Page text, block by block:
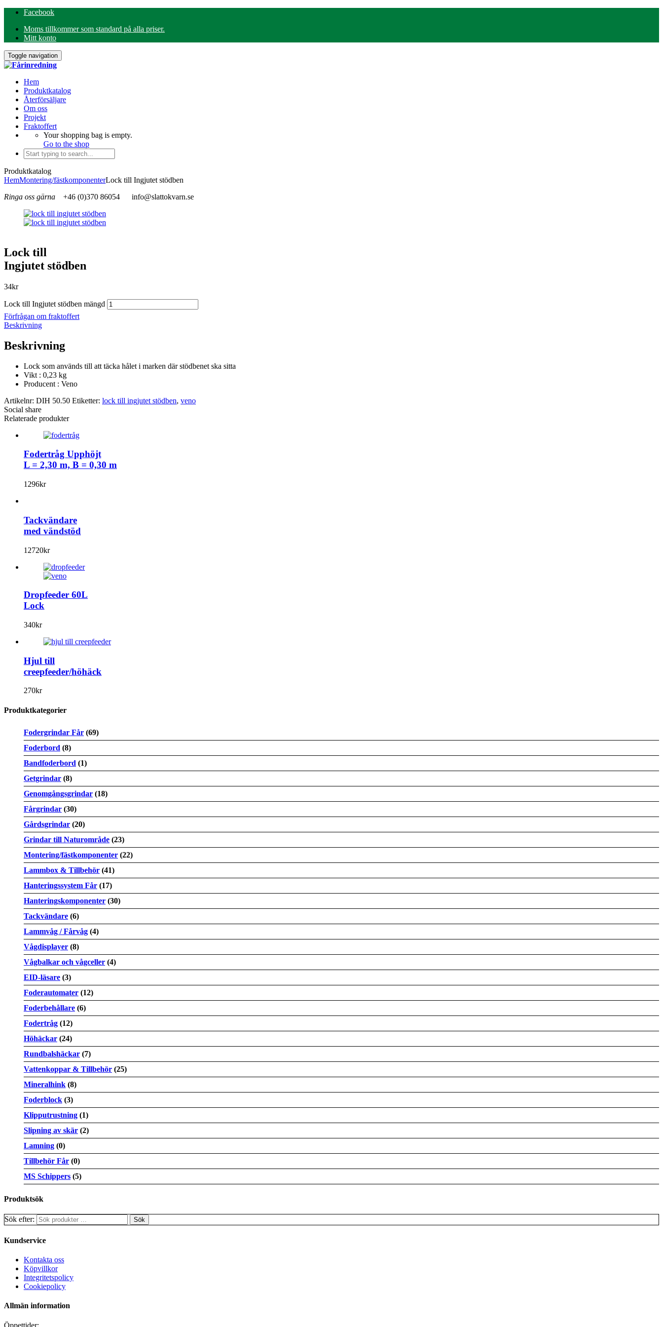
Facebook
Moms tillkommer som standard på alla priser.
Mitt konto
Toggle navigation
Hem
Produktkatalog
Återförsäljare
Om oss
Projekt
Fraktoffert
Your shopping bag is empty.
Go to the shop
Produktkatalog
HemMontering/fästkomponenterLock till Ingjutet stödben
Ringa oss gärna
+46 (0)370 86054 info@slattokvarn.se
Lock till
Ingjutet stödben
34kr
Lock till Ingjutet stödben mängd
Förfrågan om fraktoffert
Beskrivning
Beskrivning
Lock som används till att täcka hålet i marken där stödbenet ska sitta
Vikt : 0,23 kg
Producent : Veno
Artikelnr: DIH 50.50 Etiketter: lock till ingjutet stödben, veno
Social share
Relaterade produkter
Fodertråg Upphöjt
L = 2,30 m, B = 0,30 m
1296kr
Tackvändare
med vändstöd
12720kr
Dropfeeder 60L
Lock
340kr
Hjul till
creepfeeder/höhäck
270kr
Produktkategorier
Fodergrindar Får (69)
Foderbord (8)
Bandfoderbord (1)
Getgrindar (8)
Genomgångsgrindar (18)
Fårgrindar (30)
Gårdsgrindar (20)
Grindar till Naturområde (23)
Montering/fästkomponenter (22)
Lammbox & Tillbehör (41)
Hanteringssystem Får (17)
Hanteringskomponenter (30)
Tackvändare (6)
Lammvåg / Fårvåg (4)
Vågdisplayer (8)
Vågbalkar och vågceller (4)
EID-läsare (3)
Foderautomater (12)
Foderbehållare (6)
Fodertråg (12)
Höhäckar (24)
Rundbalshäckar (7)
Vattenkoppar & Tillbehör (25)
Mineralhink (8)
Foderblock (3)
Klipputrustning (1)
Slipning av skär (2)
Lamning (0)
Tillbehör Får (0)
MS Schippers (5)
Produktsök
Sök efter:
Kundservice
Kontakta oss
Köpvillkor
Integritetspolicy
Cookiepolicy
Allmän information
Öppettider: